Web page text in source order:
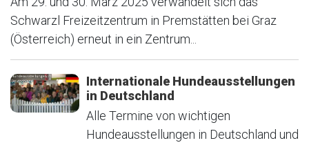
Schwarzl Freizeitzentrum in Premstätten bei Graz
(Österreich) erneut in ein Zentrum...
Internationale Hundeausstellungen
in Deutschland
Alle Termine von wichtigen
Hundeausstellungen in Deutschland und